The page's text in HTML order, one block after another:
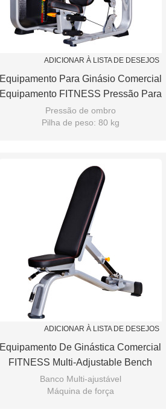
ADICIONAR À LISTA DE DESEJOS
Equipamento Para Ginásio Comercial
Equipamento FITNESS Pressão Para
Ombro
Pressão de ombro
Pilha de peso: 80 kg
ADICIONAR À LISTA DE DESEJOS
Equipamento De Ginástica Comercial
FITNESS Multi-Adjustable Bench
Banco Multi-ajustável
Máquina de força